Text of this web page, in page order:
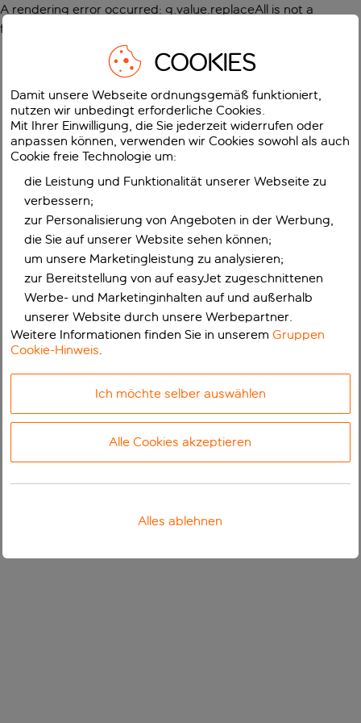
A rendering error occurred: g.value.replaceAll is not a
function
COOKIES
Damit unsere Webseite ordnungsgemäß funktioniert,
nutzen wir unbedingt erforderliche Cookies.
Mit Ihrer Einwilligung, die Sie jederzeit widerrufen oder
anpassen können, verwenden wir Cookies sowohl als auch
Cookie freie Technologie um:
die Leistung und Funktionalität unserer Webseite zu
verbessern;
zur Personalisierung von Angeboten in der Werbung,
die Sie auf unserer Website sehen können;
um unsere Marketingleistung zu analysieren;
zur Bereitstellung von auf easyJet zugeschnittenen
Werbe- und Marketinginhalten auf und außerhalb
unserer Website durch unsere Werbepartner.
Weitere Informationen finden Sie in unseremGruppen
Cookie-Hinweis.
Ich möchte selber auswählen
Alle Cookies akzeptieren
Alles ablehnen